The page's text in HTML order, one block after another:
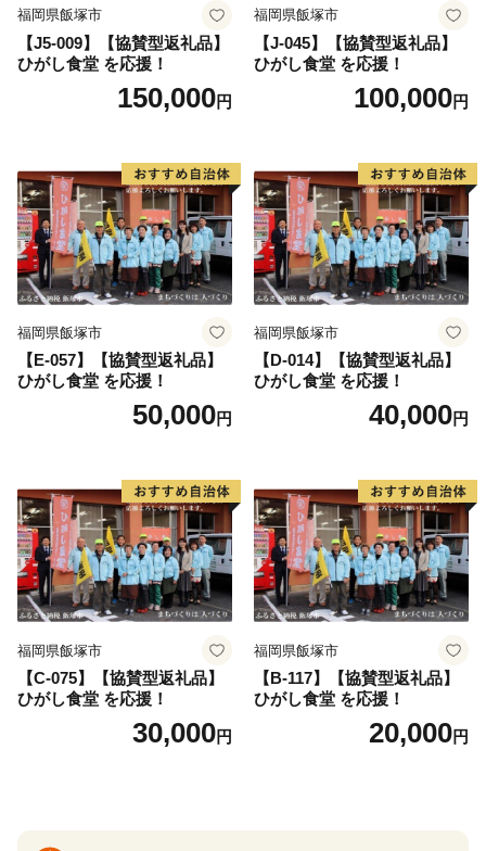
福岡県飯塚市
【J5-009】【協賛型返礼品】
ひがし食堂 を応援！
150,000円
福岡県飯塚市
【J-045】【協賛型返礼品】
ひがし食堂 を応援！
100,000円
福岡県飯塚市
【E-057】【協賛型返礼品】
ひがし食堂 を応援！
50,000円
福岡県飯塚市
【D-014】【協賛型返礼品】
ひがし食堂 を応援！
40,000円
福岡県飯塚市
【C-075】【協賛型返礼品】
ひがし食堂 を応援！
30,000円
福岡県飯塚市
【B-117】【協賛型返礼品】
ひがし食堂 を応援！
20,000円